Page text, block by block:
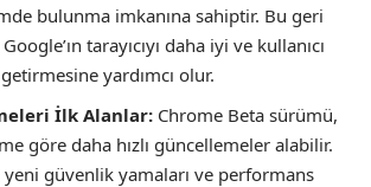
bulunma imkanına sahiptir. Bu geri
tarayıcıyı daha iyi ve kullanıcı
yardımcı olur.
İlk Alanlar: Chrome Beta sürümü,
göre daha hızlı güncellemeler alabilir.
yeni güvenlik yamaları ve performans